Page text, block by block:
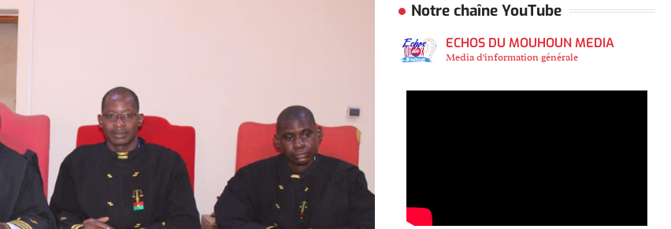
Notre chaîne YouTube
ECHOS DU MOUHOUN MEDIA
Media d'information générale